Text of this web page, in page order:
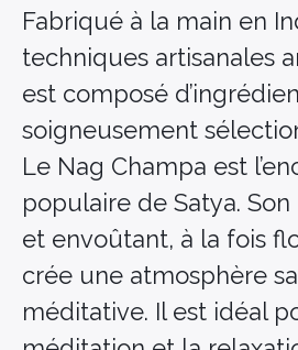
Fabriqué à la main en
techniques artisanales
est composé
soigneusement
Le Nag Champa est
populaire de Satya.
et envoûtant, à la fois
crée une atmosphère
méditative. Il est idéal